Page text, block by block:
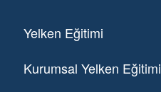
Yelken Eğitimi
Kurumsal Yelken Eğitimi